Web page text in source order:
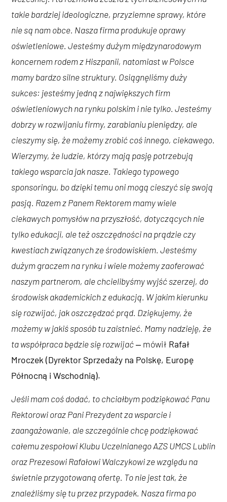
takie bardziej ideologiczne, przyziemne sprawy, które
nie są nam obce. Nasza firma produkuje oprawy
oświetleniowe. Jesteśmy dużym międzynarodowym
koncernem rodem z Hiszpanii, natomiast w Polsce
mamy bardzo silne struktury. Osiągnęliśmy duży
sukces: jesteśmy jedną z największych firm
oświetleniowych na rynku polskim i nie tylko. Jesteśmy
dobrzy w rozwijaniu firmy, zarabianiu pieniędzy, ale
cieszymy się, że możemy zrobić coś innego, ciekawego.
Wierzymy, że ludzie, którzy mają pasję potrzebują
takiego wsparcia jak nasze. Takiego typowego
sponsoringu, bo dzięki temu oni mogą cieszyć się swoją
pasją. Razem z Panem Rektorem mamy wiele
ciekawych pomysłów na przyszłość, dotyczących nie
tylko edukacji, ale też oszczędności na prądzie czy
kwestiach związanych ze środowiskiem. Jesteśmy
dużym graczem na rynku i wiele możemy zaoferować
naszym partnerom, ale chcielibyśmy wyjść szerzej, do
środowisk akademickich z edukacją. W jakim kierunku
się rozwijać, jak oszczędzać prąd. Dziękujemy, że
możemy w jakiś sposób tu zaistnieć. Mamy nadzieję, że
ta współpraca będzie się rozwijać‒ mówił Rafał
Mroczek (Dyrektor Sprzedaży na Polskę, Europę
Północną i Wschodnią).
Jeśli mam coś dodać, to chciałbym podziękować Panu
Rektorowi oraz Pani Prezydent za wsparcie i
zaangażowanie, ale szczególnie chcę podziękować
całemu zespołowi Klubu Uczelnianego AZS UMCS Lublin
oraz Prezesowi Rafałowi Walczykowi ze względu na
świetnie przygotowaną ofertę. To nie jest tak, że
znaleźliśmy się tu przez przypadek. Nasza firma po